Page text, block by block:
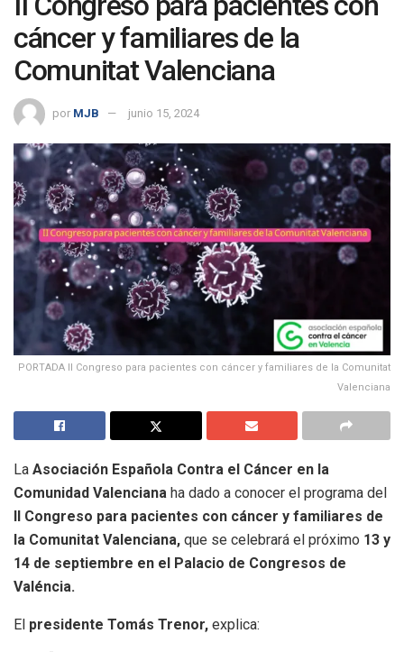
cáncer y familiares de la
Comunitat Valenciana
por MJB junio 15, 2024
PORTADA II Congreso para pacientes con cáncer y familiares de la Comunitat
Valenciana
La Asociación Española Contra el Cáncer en la
Comunidad Valenciana ha dado a conocer el programa del
II Congreso para pacientes con cáncer y familiares de
la Comunitat Valenciana, que se celebrará el próximo 13 y
14 de septiembre en el Palacio de Congresos de
Valéncia.
El presidente Tomás Trenor, explica: